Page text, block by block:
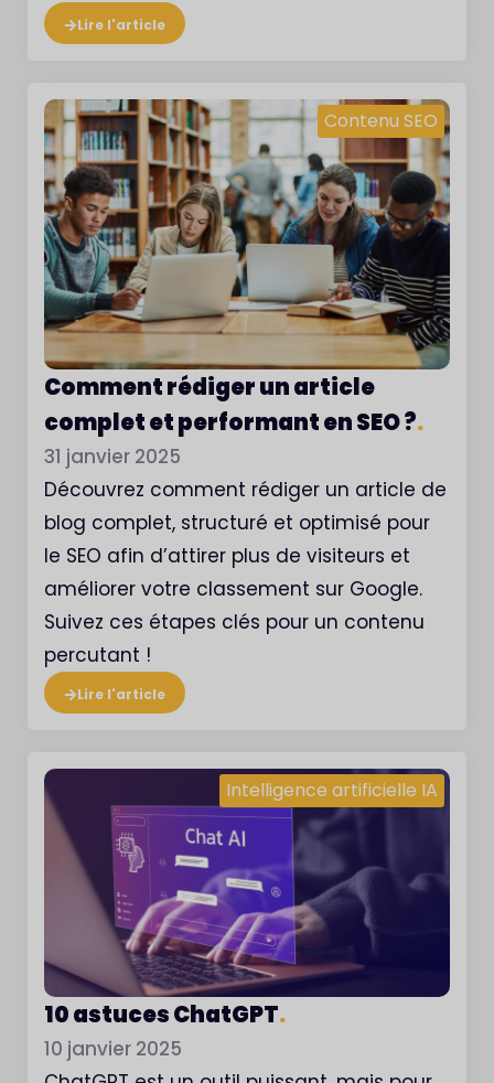
Lire l'article
Contenu SEO
Comment rédiger un article
complet et performant en SEO ?.
31 janvier 2025
Découvrez comment rédiger un article de
blog complet, structuré et optimisé pour
le SEO afin d’attirer plus de visiteurs et
améliorer votre classement sur Google.
Suivez ces étapes clés pour un contenu
percutant !
Lire l'article
Intelligence artificielle IA
10 astuces ChatGPT.
10 janvier 2025